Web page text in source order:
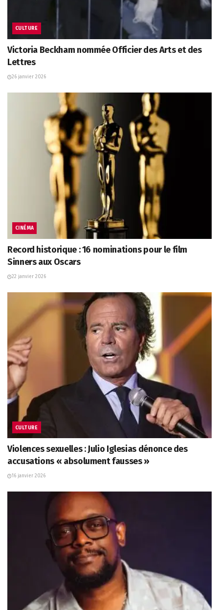
CULTURE
Victoria Beckham nommée Officier des Arts et des
Lettres
26 janvier 2026
CINÉMA
Record historique : 16 nominations pour le film
Sinners aux Oscars
22 janvier 2026
CULTURE
Violences sexuelles : Julio Iglesias dénonce des
accusations « absolument fausses »
16 janvier 2026